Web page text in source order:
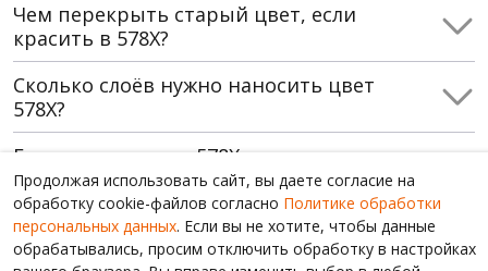
Чем перекрыть старый цвет, если
красить в 578X?
Сколько слоёв нужно наносить цвет
578X?
Где использовать 578X, какие
помещения?
Какой грунт использовать перед
окраской в 578X?
Продолжая использовать сайт, вы даете согласие на
обработку cookie-файлов согласно Политике обработки
персональных данных. Если вы не хотите, чтобы данные
обрабатывались, просим отключить обработку в настройках